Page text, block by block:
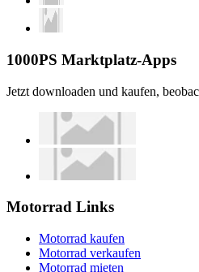
1000PS Marktplatz-Apps
Jetzt downloaden und kaufen,
Motorrad Links
Motorrad kaufen
Motorrad verkaufen
Motorrad mieten